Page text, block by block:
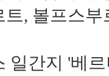
트, 볼프스
일간지 '베